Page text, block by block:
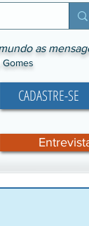
as
Gomes
CADASTRE-SE